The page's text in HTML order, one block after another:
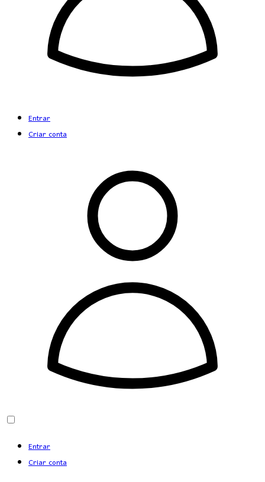
Entrar
Criar conta
Entrar
Criar conta